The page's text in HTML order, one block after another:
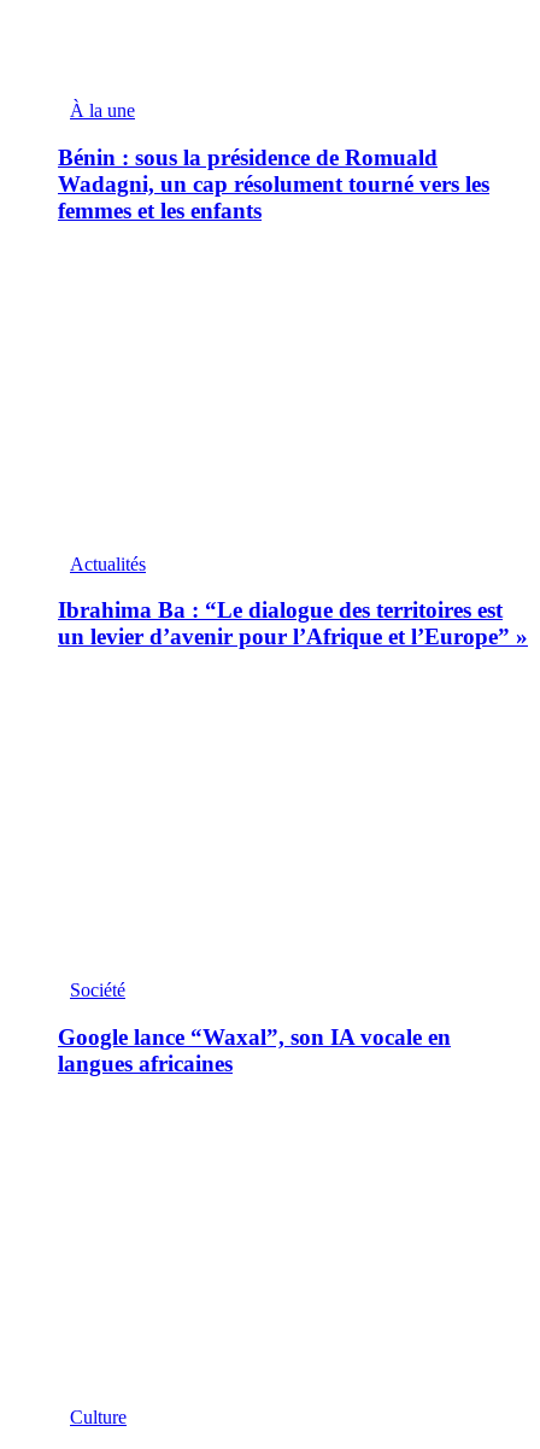
À la une
Bénin : sous la présidence de Romuald
Wadagni, un cap résolument tourné vers les
femmes et les enfants
Actualités
Ibrahima Ba : “Le dialogue des territoires est
un levier d’avenir pour l’Afrique et l’Europe” »
Société
Google lance “Waxal”, son IA vocale en
langues africaines
Culture